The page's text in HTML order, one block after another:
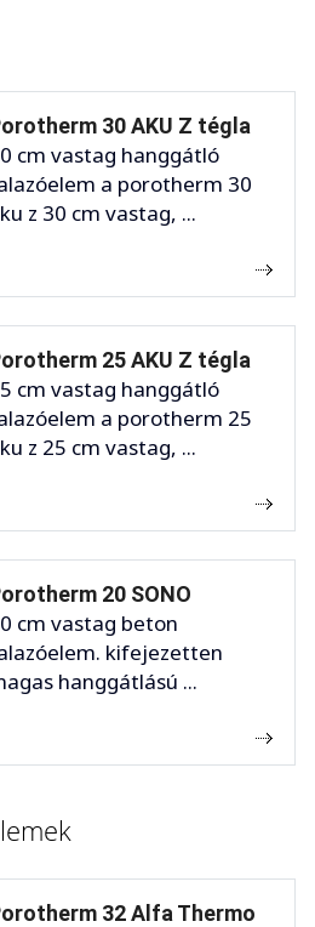
30 AKU Z tégla
cm vastag hanggátló
a porotherm 30
z 30 cm vastag, ...
25 AKU Z tégla
cm vastag hanggátló
a porotherm 25
z 25 cm vastag, ...
20 SONO
cm vastag beton
kifejezetten
hanggátlású ...
32 Alfa Thermo